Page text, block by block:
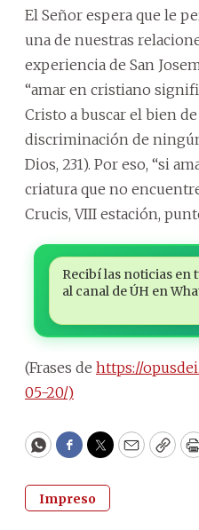
El Señor espera que le
una de nuestras
experiencia de San
“amar en cristiano
Cristo a buscar el bien
discriminación de
Dios, 231). Por eso, “si
criatura que no
Crucis, VIII estación,
Recibí las noticias en
al canal de ÚH en
(Frases de https://
05-20/)
WhatsApp
Facebook
Twitter
Email
Impreso